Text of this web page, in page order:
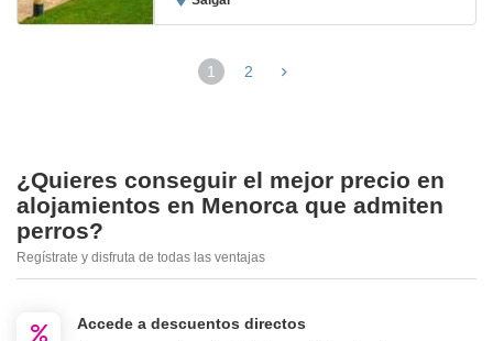
1 2
¿Quieres conseguir el mejor precio en
alojamientos en Menorca que admiten
perros?
Regístrate y disfruta de todas las ventajas
Accede a descuentos directos